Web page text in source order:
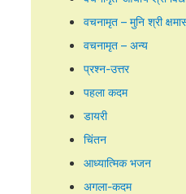
वचनामृत – मुनि श्री
वचनामृत – अन्य
प्रश्न-उत्तर
पहला कदम
डायरी
चिंतन
आध्यात्मिक भजन
अगला-कदम